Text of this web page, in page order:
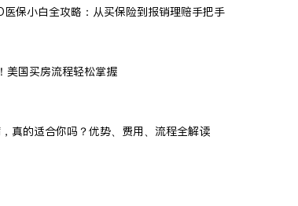
医保小白全攻略：从买保险到报销理赔手把手
美国买房流程轻松掌握
真的适合你吗？优势、费用、流程全解读